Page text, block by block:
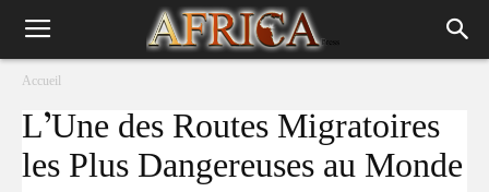
Accueil
L’Une des Routes Migratoires
les Plus Dangereuses au Monde